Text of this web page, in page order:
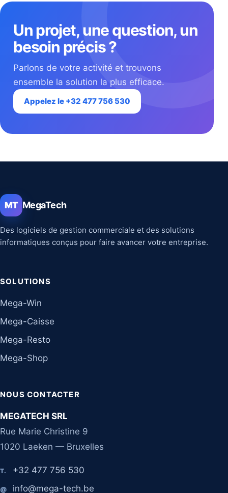
Un projet, une question, un
besoin précis ?
Parlons de votre activité et trouvons
ensemble la solution la plus efficace.
Appelez le +32 477 756 530
MT MegaTech
Des logiciels de gestion commerciale et des solutions
informatiques conçus pour faire avancer votre entreprise.
SOLUTIONS
Mega-Win
Mega-Caisse
Mega-Resto
Mega-Shop
NOUS CONTACTER
MEGATECH SRL
Rue Marie Christine 9
1020 Laeken — Bruxelles
T. +32 477 756 530
@ info@mega-tech.be